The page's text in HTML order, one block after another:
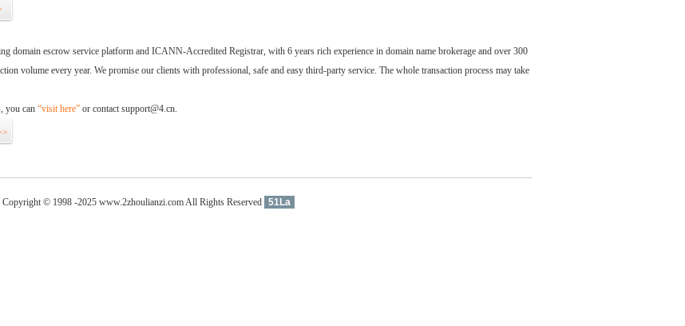
domain escrow service platform and ICANN-Accredited Registrar, with 6 years rich experience in domain name brokerage and over 300
volume every year. We promise our clients with professional, safe and easy third-party service. The whole transaction process may take
you can “visit here” or contact support@4.cn.
Copyright © 1998 -2025 www.2zhoulianzi.com All Rights Reserved 51La